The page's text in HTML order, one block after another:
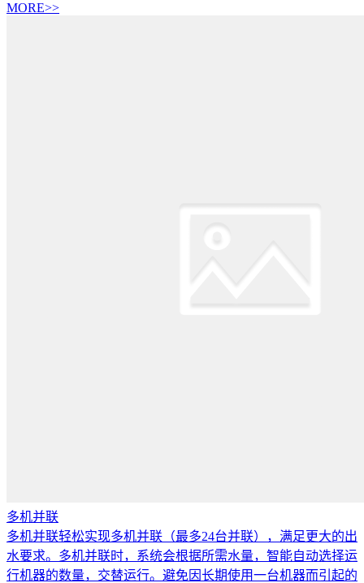
MORE>>
多机并联
多机并联轻松实现多机并联（最多24台并联），满足更大的出
水要求。多机并联时，系统会根据所需水量，智能自动选择运
行机器的数量，交替运行。避免因长期使用一台机器而引起的